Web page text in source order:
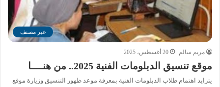
غير مصنف
مريم سالم 20 أغسطس، 2025
موقع تنسيق الدبلومات الفنية 2025.. من هنــــا
يتزايد اهتمام طلاب الدبلومات الفنية بمعرفة موعد ظهور التنسيق وزيارة موقع